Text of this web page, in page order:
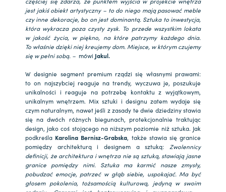
jest jakiś obiekt artystyczny – to do niego mają pasować meble
czy inne dekoracje, bo on jest dominantą. Sztuka to inwestycja,
która wykracza poza czysty zysk. To przede wszystkim lokata
w jakość życia, w piękno, na które patrzymy każdego dnia.
To właśnie dzięki niej kreujemy dom. Miejsce, w którym czujemy
się w pełni sobą. – mówi Jakul.
W designie segment premium rządzi się własnymi prawami:
to on najszybciej reaguje na trendy, wyczuwa je, poszukuje
unikalności i reaguje na potrzebę kontaktu z wyjątkowym,
unikalnym wnętrzem. Mix sztuki i designu zatem wydaje się
czym naturalnym, nawet jeśli z zasady te dwie dziedziny stawia
się na dwóch różnych biegunach, protekcjonalnie traktując
design, jako coś stojącego na niższym poziomie niż sztuka. Jak
podkreśla Karolina Bernisz-Grabska, także stawia się granice
pomiędzy architekturą i designem a sztuką: Zwolennicy
definicji, że architektura i wnętrza nie są sztuką, stawiają jasne
granice pomiędzy nimi. Sztuka ma karmić nasze zmysły,
pobudzać emocje, patrzeć w głąb siebie, uspokajać. Ma być
głosem pokolenia, tożsamością kulturową, jedyną w swoim